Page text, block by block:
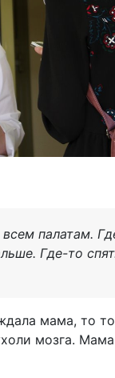
палатам.
Где-то
мама, то
мозга.